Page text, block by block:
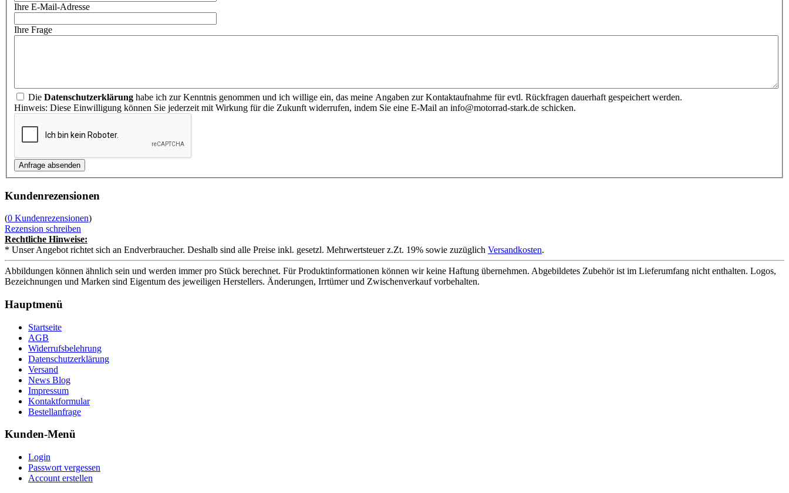
Ihre E-Mail-Adresse
Ihre Frage
Die Datenschutzerklärung habe ich zur Kenntnis genommen und ich willige ein, das meine Angaben zur Kontaktaufnahme für evtl. Rückfragen dauerhaft gespeichert werden.
Hinweis: Diese Einwilligung können Sie jederzeit mit Wirkung für die Zukunft widerrufen, indem Sie eine E-Mail an info@motorrad-stark.de schicken.
Kundenrezensionen
(0 Kundenrezensionen)
Rezension schreiben
Rechtliche Hinweise:
* Unser Angebot richtet sich an Endverbraucher. Deshalb sind alle Preise inkl. gesetzl. Mehrwertsteuer z.Zt. 19% sowie zuzüglich Versandkosten.
Abbildungen können ähnlich sein und werden immer pro Stück berechnet. Für Produktinformationen können wir keine Haftung übernehmen. Abgebildetes Zubehör ist im Lieferumfang nicht enthalten. Logos,
Bezeichnungen und Marken sind Eigentum des jeweiligen Herstellers. Änderungen, Irrtümer und Zwischenverkauf vorbehalten.
Hauptmenü
Startseite
AGB
Widerrufsbelehrung
Datenschutzerklärung
Versand
News Blog
Impressum
Kontaktformular
Bestellanfrage
Kunden-Menü
Login
Passwort vergessen
Account erstellen